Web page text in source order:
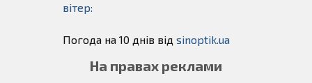
вітер:
Погода на 10 днів від sinoptik.ua
На правах реклами